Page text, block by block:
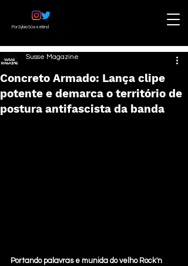
Por Sylvia Süssekind
Concreto Armado: Lança clipe
potente e demarca o território de
postura antifascista da banda
Susse Magazine
Portando palavras e munida do velho Rock'n